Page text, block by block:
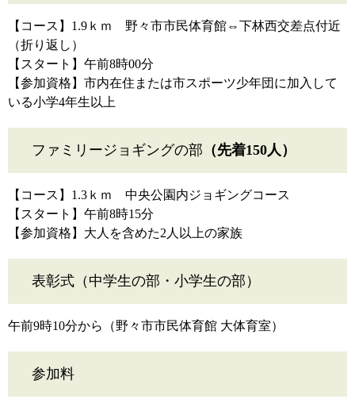
【コース】1.9ｋｍ 野々市市民体育館⇔下林西交差点付近
（折り返し）
【スタート】午前8時00分
【参加資格】市内在住または市スポーツ少年団に加入して
いる小学4年生以上
ファミリージョギングの部 （先着150人）
【コース】1.3ｋｍ 中央公園内ジョギングコース
【スタート】午前8時15分
【参加資格】大人を含めた2人以上の家族
表彰式（中学生の部・小学生の部）
午前9時10分から（野々市市民体育館 大体育室）
参加料